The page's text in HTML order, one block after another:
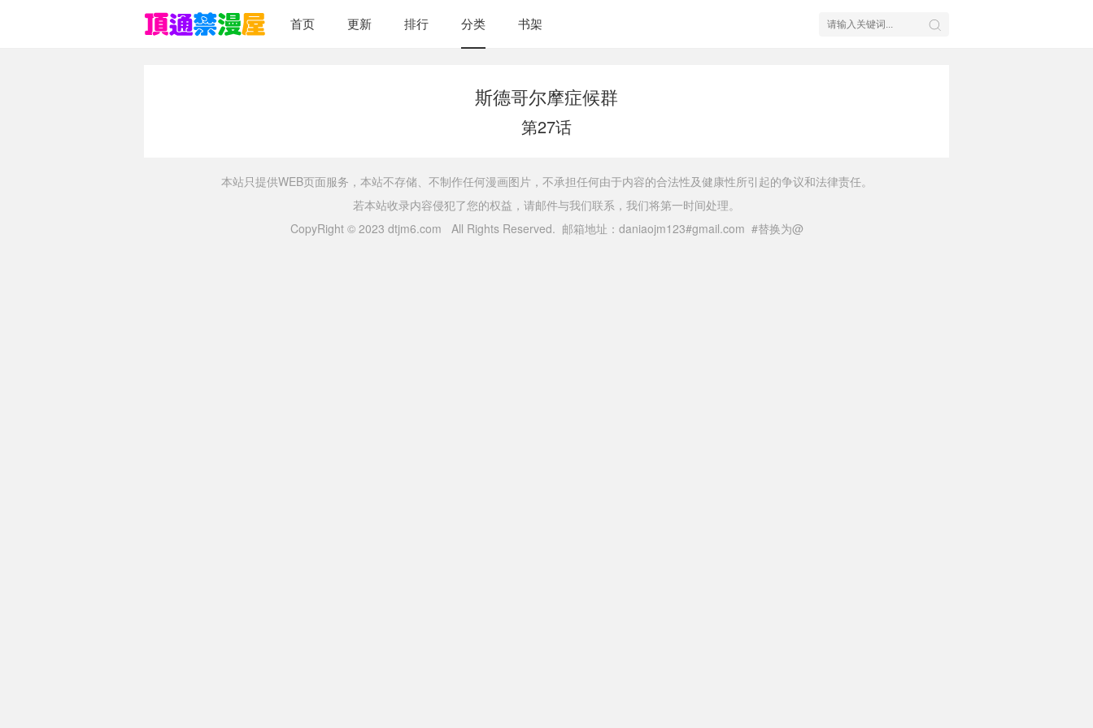
首页 更新 排行 分类 书架
斯德哥尔摩症候群
第27话
本站只提供WEB页面服务，本站不存储、不制作任何漫画图片，不承担任何由于内容的合法性及健康性所引起的争议和法律责任。
若本站收录内容侵犯了您的权益，请邮件与我们联系，我们将第一时间处理。
CopyRight © 2023 dtjm6.com All Rights Reserved. 邮箱地址：daniaojm123#gmail.com #替换为@